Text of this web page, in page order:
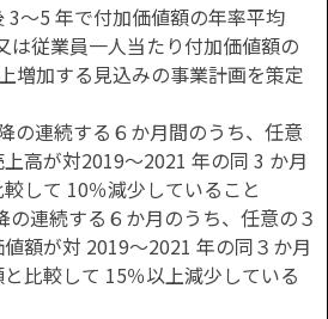
3～5 年で付加価値額の年率平均
は従業員一人当たり付加価値額の
増加する見込みの事業計画を策定
の連続する６か月間のうち、任意
高が対2019～2021 年の同 3 か月
して 10％減少していること
の連続する６か月のうち、任意の３
額が対 2019～2021 年の同３か月
比較して 15％以上減少している